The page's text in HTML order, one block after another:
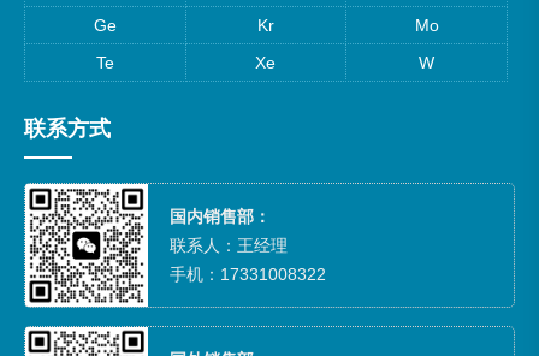
Ge
Kr
Mo
Te
Xe W
联系方式
国内销售部：
联系人：王经理
手机：17331008322